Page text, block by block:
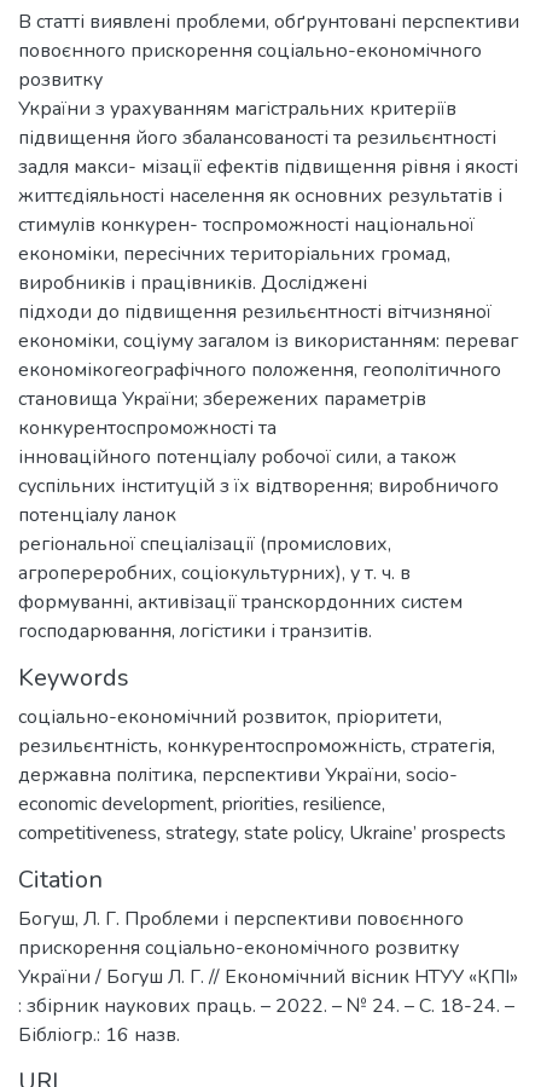
В статті виявлені проблеми, обґрунтовані перспективи
повоєнного прискорення соціально-економічного
розвитку
України з урахуванням магістральних критеріїв
підвищення його збалансованості та резильєнтності
задля макси- мізації ефектів підвищення рівня і якості
життєдіяльності населення як основних результатів і
стимулів конкурен- тоспроможності національної
економіки, пересічних територіальних громад,
виробників і працівників. Досліджені
підходи до підвищення резильєнтності вітчизняної
економіки, соціуму загалом із використанням: переваг
економікогеографічного положення, геополітичного
становища України; збережених параметрів
конкурентоспроможності та
інноваційного потенціалу робочої сили, а також
суспільних інституцій з їх відтворення; виробничого
потенціалу ланок
регіональної спеціалізації (промислових,
агропереробних, соціокультурних), у т. ч. в
формуванні, активізації транскордонних систем
господарювання, логістики і транзитів.
Keywords
соціально-економічний розвиток, пріоритети,
резильєнтність, конкурентоспроможність, стратегія,
державна політика, перспективи України, socio-
economic development, priorities, resilience,
competitiveness, strategy, state policy, Ukraine’ prospects
Citation
Богуш, Л. Г. Проблеми і перспективи повоєнного
прискорення соціально-економічного розвитку
України / Богуш Л. Г. // Економічний вісник НТУУ «КПІ»
: збірник наукових праць. – 2022. – № 24. – C. 18-24. –
Бібліогр.: 16 назв.